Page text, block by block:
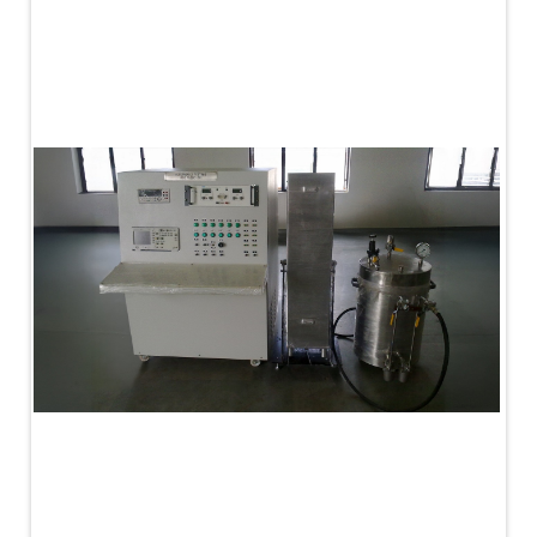
Manual Loading Rig
Helium Charging Station
Test Rig For Hydraulic Fluid
Practice Head Torpedo
Cng Regulator Test Bench
Nitrogen Gas Boosting Station
Ku 7 Leak Tester
Gas Purging System
Liquid Oxygen Dispenser 800 Ltr Along With
Towable Trolley
45 Degree Left And Right Moment Durability Test
Rig